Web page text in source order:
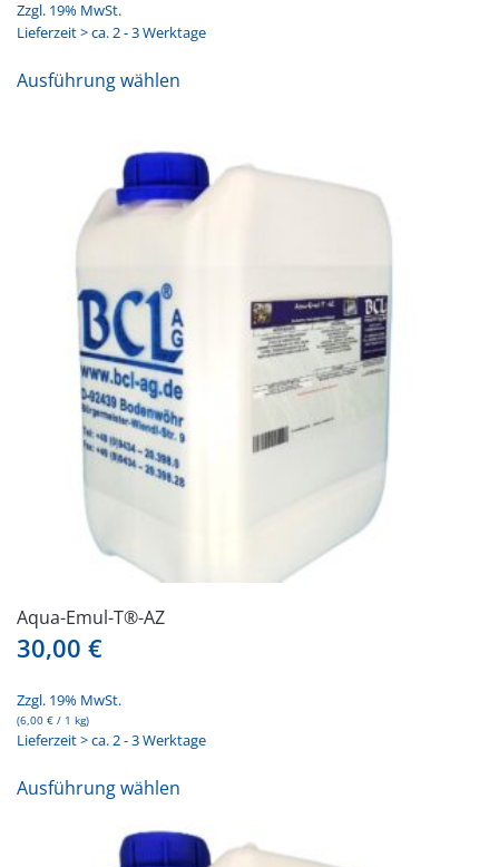
Zzgl. 19% MwSt.
Lieferzeit > ca. 2 - 3 Werktage
Ausführung wählen
Varianten
auf.
auf
der
Produktseite
gewählt
werden
Aqua-Emul-T®-AZ
30,00 €
Zzgl. 19% MwSt.
(6,00 € / 1 kg)
Lieferzeit > ca. 2 - 3 Werktage
Ausführung wählen
mehrere